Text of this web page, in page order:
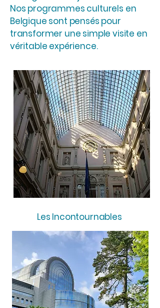
Nos programmes culturels en
Belgique sont pensés pour
transformer une simple visite en
véritable expérience.
Les Incontournables